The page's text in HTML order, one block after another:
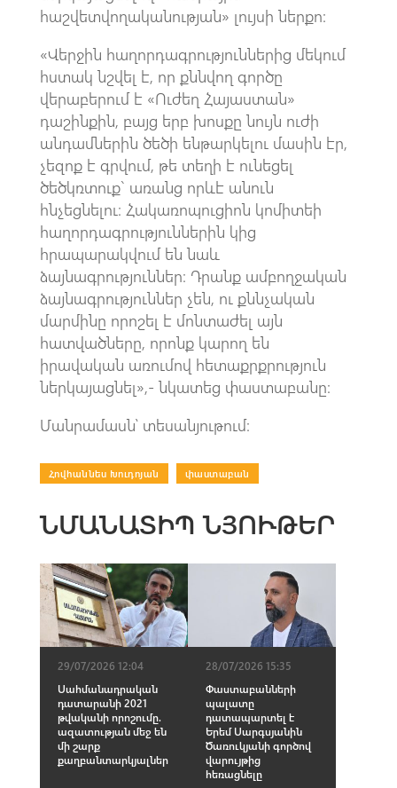
հաշվետվողականության» լույսի ներքո:
«Վերջին հաղորդագրություններից մեկում
հստակ նշվել է, որ քննվող գործը
վերաբերում է «Ուժեղ Հայաստան»
դաշինքին, բայց երբ խոսքը նույն ուժի
անդամներին ծեծի ենթարկելու մասին էր,
չեզոք է գրվում, թե տեղի է ունեցել
ծեծկռտուք` առանց որևէ անուն
հնչեցնելու։ Հակառոպուցիոն կոմիտեի
հաղորդագրություններին կից
հրապարակվում են նաև
ձայնագրություններ։ Դրանք ամբողջական
ձայնագրություններ չեն, ու քննչական
մարմինը որոշել է մոնտաժել այն
հատվածները, որոնք կարող են
իրավական առումով հետաքրքրություն
ներկայացնել»,- նկատեց փաստաբանը։
Մանրամասն՝ տեսանյութում։
Հովհաննես Խուդոյան փաստաբան
ՆՄԱՆԱՏԻՊ ՆՅՈՒԹԵՐ
29/07/2026 12:04
Սահմանադրական
դատարանի 2021
թվականի որոշումը.
ազատության մեջ են
մի շարք
քաղբանտարկյալներ
28/07/2026 15:35
Փաստաբանների
պալատը
դատապարտել է
Երեմ Սարգսյանին
Ծառուկյանի գործով
վարույթից
հեռացնելը